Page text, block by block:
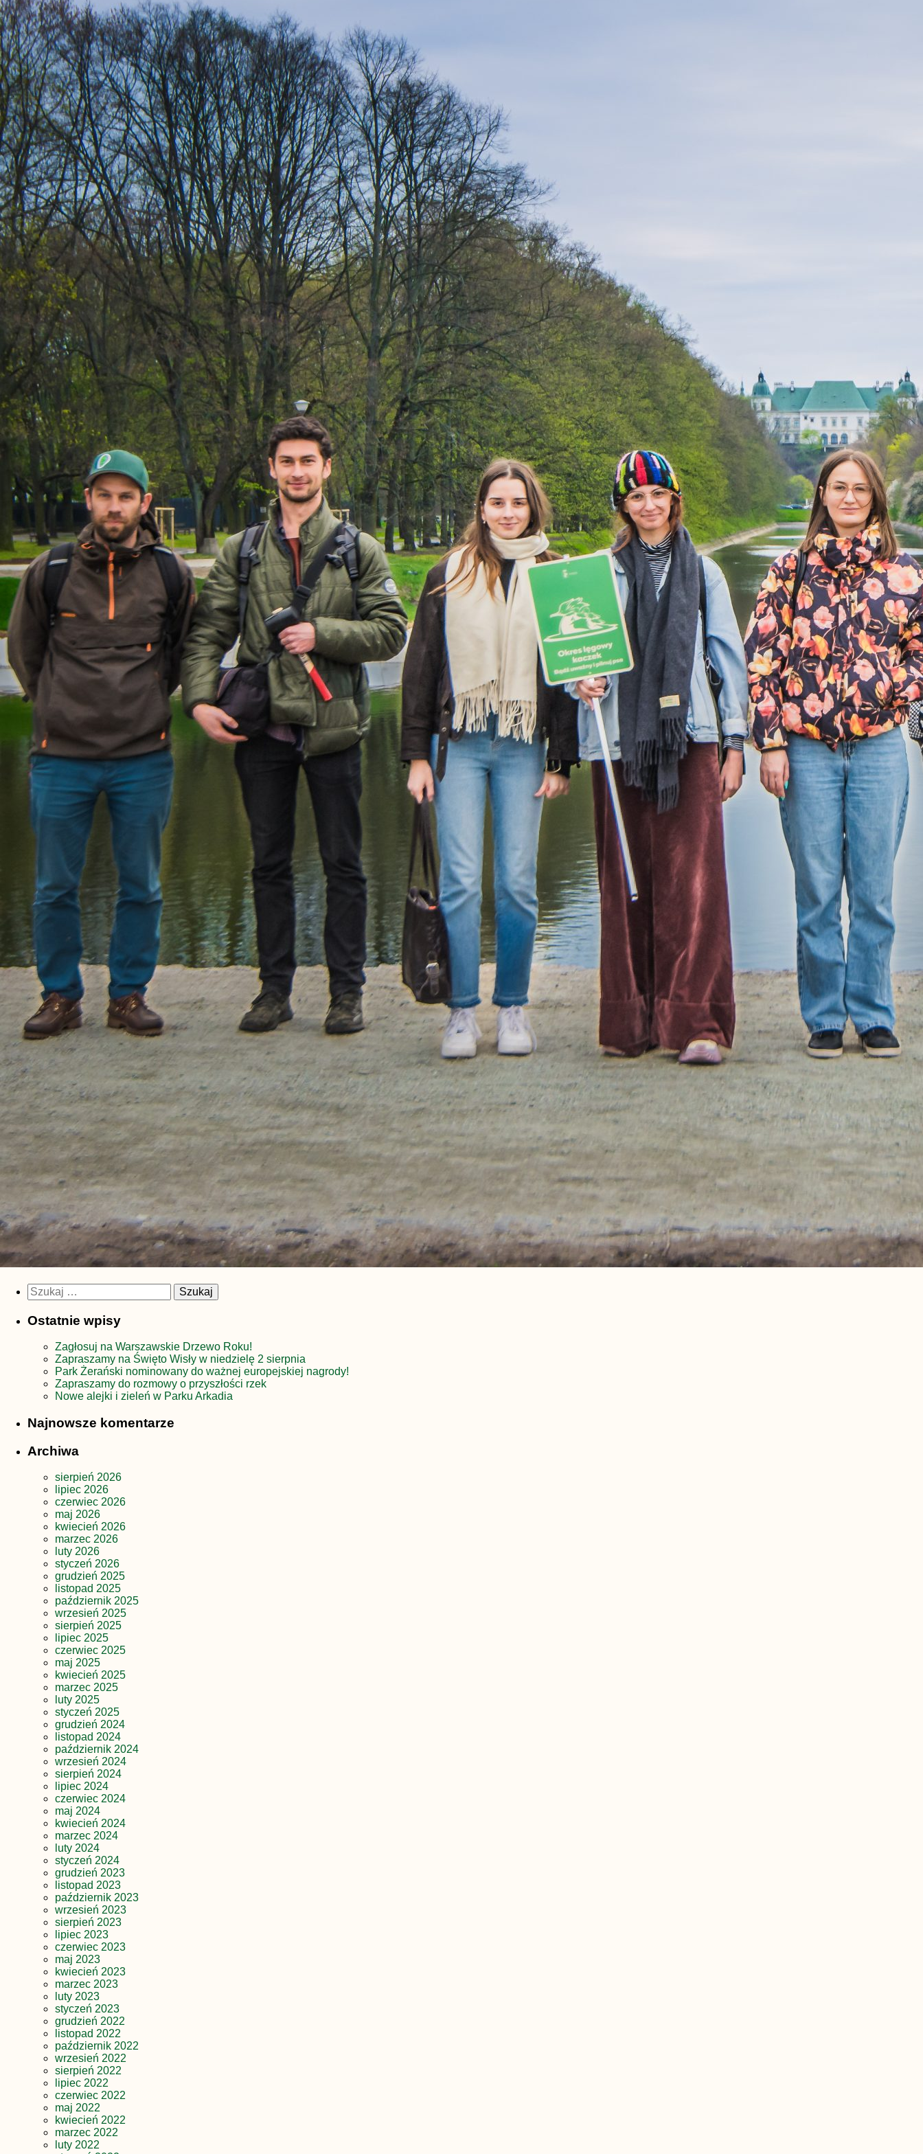
Szukaj:
Ostatnie wpisy
Zagłosuj na Warszawskie Drzewo Roku!
Zapraszamy na Święto Wisły w niedzielę 2 sierpnia
Park Żerański nominowany do ważnej europejskiej nagrody!
Zapraszamy do rozmowy o przyszłości rzek
Nowe alejki i zieleń w Parku Arkadia
Najnowsze komentarze
Archiwa
sierpień 2026
lipiec 2026
czerwiec 2026
maj 2026
kwiecień 2026
marzec 2026
luty 2026
styczeń 2026
grudzień 2025
listopad 2025
październik 2025
wrzesień 2025
sierpień 2025
lipiec 2025
czerwiec 2025
maj 2025
kwiecień 2025
marzec 2025
luty 2025
styczeń 2025
grudzień 2024
listopad 2024
październik 2024
wrzesień 2024
sierpień 2024
lipiec 2024
czerwiec 2024
maj 2024
kwiecień 2024
marzec 2024
luty 2024
styczeń 2024
grudzień 2023
listopad 2023
październik 2023
wrzesień 2023
sierpień 2023
lipiec 2023
czerwiec 2023
maj 2023
kwiecień 2023
marzec 2023
luty 2023
styczeń 2023
grudzień 2022
listopad 2022
październik 2022
wrzesień 2022
sierpień 2022
lipiec 2022
czerwiec 2022
maj 2022
kwiecień 2022
marzec 2022
luty 2022